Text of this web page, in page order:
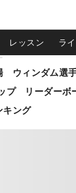
レッスン ラ
プ リーダーボ
キング